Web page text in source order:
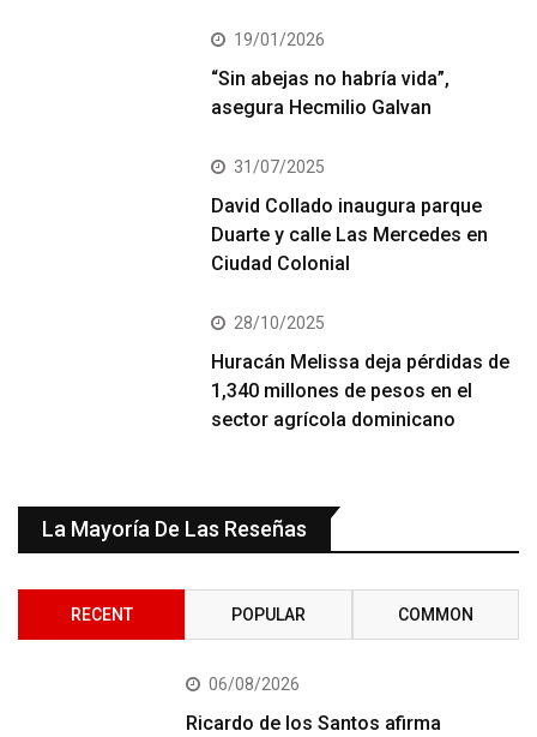
19/01/2026
“Sin abejas no habría vida”,
asegura Hecmilio Galvan
31/07/2025
David Collado inaugura parque
Duarte y calle Las Mercedes en
Ciudad Colonial
28/10/2025
Huracán Melissa deja pérdidas de
1,340 millones de pesos en el
sector agrícola dominicano
La Mayoría De Las Reseñas
RECENT POPULAR COMMON
06/08/2026
Ricardo de los Santos afirma